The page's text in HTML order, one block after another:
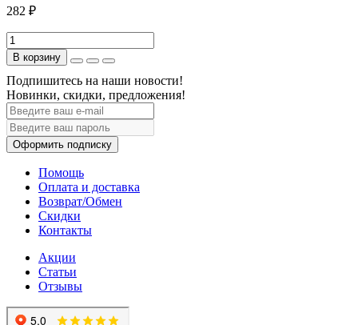
282 ₽
В корзину
Подпишитесь на наши новости!
Новинки, скидки, предложения!
Оформить подписку
Помощь
Оплата и доставка
Возврат/Обмен
Скидки
Контакты
Акции
Статьи
Отзывы